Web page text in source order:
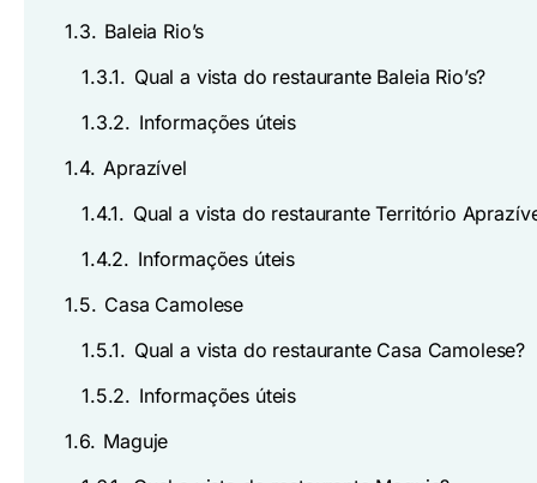
1.3. Baleia Rio’s
1.3.1. Qual a vista do restaurante Baleia Rio’s?
1.3.2. Informações úteis
1.4. Aprazível
1.4.1. Qual a vista do restaurante Território
1.4.2. Informações úteis
1.5. Casa Camolese
1.5.1. Qual a vista do restaurante Casa Camolese?
1.5.2. Informações úteis
1.6. Maguje